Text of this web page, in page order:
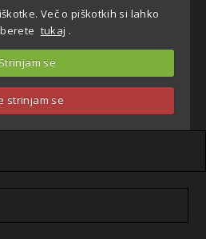
Več o piškotkih si lahko
tukaj .
Strinjam se
strinjam se